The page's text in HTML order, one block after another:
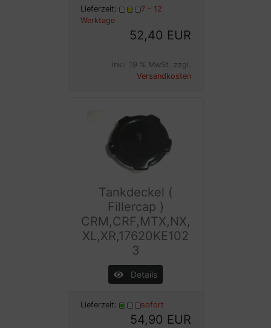
Lieferzeit:
7 - 12
Werktage
52,40 EUR
inkl. 19 % MwSt. zzgl.
Versandkosten
Tankdeckel (
Fillercap )
CRM,CRF,MTX,NX,
XL,XR,17620KE102
3
Details
Lieferzeit: sofort
54,90 EUR